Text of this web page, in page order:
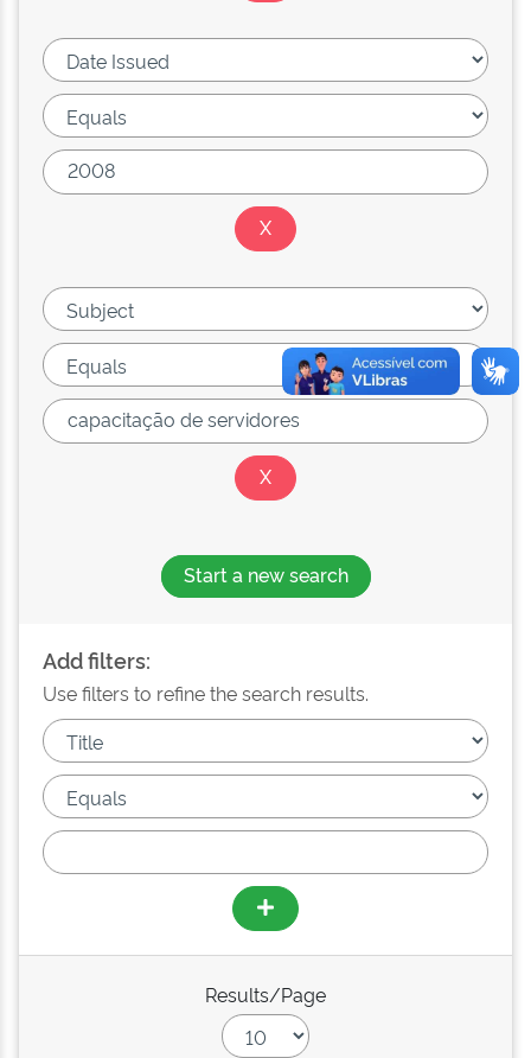
Start a new search
Add filters:
Use filters to refine the search results.
Results/Page